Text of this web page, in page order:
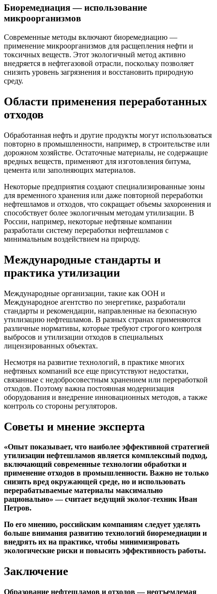
Биоремедиация — использование
микроорганизмов
Современные методы включают биоремедиацию —
применение микроорганизмов для расщепления нефти и
токсичных веществ. Этот экологичный метод активно
внедряется в нефтегазовой отрасли, поскольку позволяет
снизить уровень загрязнения и восстановить природную
среду.
Области применения переработанных
отходов
Обработанная нефть и другие продукты могут использоваться
повторно в промышленности, например, в строительстве или
дорожном хозяйстве. Остаточные материалы, не содержащие
вредных веществ, применяют для изготовления битума,
цемента или заполняющих материалов.
Некоторые предприятия создают специализированные зоны
для временного хранения или даже повторной переработки
нефтешламов и отходов, что сокращает объемы захоронения и
способствует более экологичным методам утилизации. В
России, например, некоторые нефтяные компании
разработали систему переработки нефтешламов с
минимальным воздействием на природу.
Международные стандарты и
практика утилизации
Международные организации, такие как ООН и
Международное агентство по энергетике, разработали
стандарты и рекомендации, направленные на безопасную
утилизацию нефтешламов. В разных странах применяются
различные нормативы, которые требуют строгого контроля
выбросов и утилизации отходов в специальных
лицензированных объектах.
Несмотря на развитие технологий, в практике многих
нефтяных компаний все еще присутствуют недостатки,
связанные с недобросовестным хранением или переработкой
отходов. Поэтому важна постоянная модернизация
оборудования и внедрение инновационных методов, а также
контроль со стороны регуляторов.
Советы и мнение эксперта
«Опыт показывает, что наиболее эффективной стратегией
утилизации нефтешламов является комплексный подход,
включающий современные технологии обработки и
применение отходов в промышленности. Важно не только
снизить вред окружающей среде, но и использовать
перерабатываемые материалы максимально
рационально» — считает ведущий эколог-техник Иван
Петров.
По его мнению, российским компаниям следует уделять
больше внимания развитию технологий биоремедиации и
внедрять их на практике, чтобы минимизировать
экологические риски и повысить эффективность работы.
Заключение
Образование нефтешламов и отходов — неотъемлемая